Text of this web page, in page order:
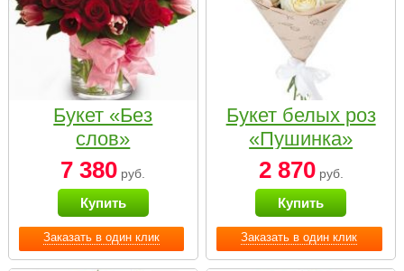
Заказать в один клик
Букет «Без
слов»
7 380 руб.
Купить
Заказать в один клик
Букет белых роз
«Пушинка»
2 870руб.
Купить